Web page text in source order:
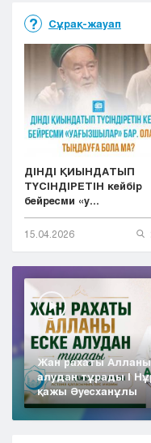
Сұрақ-жауап
ДІНДІ ҚИЫНДАТЫП
ТҮСІНДІРЕТІН кейбір
бейресми «у...
15.04.2026
Жан рахаты Алланы
алудан тұрады |
қажы Әуесханұлы